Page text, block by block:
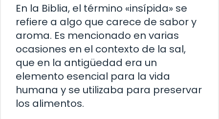
En la Biblia, el término «insípida» se
refiere a algo que carece de sabor y
aroma. Es mencionado en varias
ocasiones en el contexto de la sal,
que en la antigüedad era un
elemento esencial para la vida
humana y se utilizaba para preservar
los alimentos.